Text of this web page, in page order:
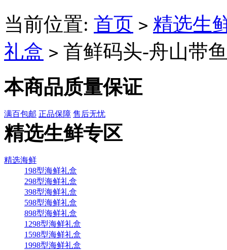
当前位置: 首页 > 精选生
礼盒 > 首鲜码头-舟山带
本商品质量保证
满百包邮 正品保障 售后无忧
精选生鲜专区
精选海鲜
198型海鲜礼盒
298型海鲜礼盒
398型海鲜礼盒
598型海鲜礼盒
898型海鲜礼盒
1298型海鲜礼盒
1598型海鲜礼盒
1998型海鲜礼盒